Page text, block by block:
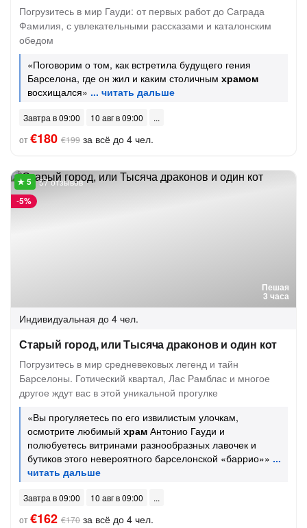
Погрузитесь в мир Гауди: от первых работ до Саграда
Фамилия, с увлекательными рассказами и каталонским
обедом
«Поговорим о том, как встретила будущего гения
Барселона, где он жил и каким столичным храмом
восхищался»
Завтра в 09:00
10 авг в 09:00
от€180 €199 за всё до 4 чел.
Пешая
3 часа
-5%
57 отзывов
Индивидуальная до 4 чел.
Старый город, или Тысяча драконов и один кот
Погрузитесь в мир средневековых легенд и тайн
Барселоны. Готический квартал, Лас Рамблас и многое
другое ждут вас в этой уникальной прогулке
«Вы прогуляетесь по его извилистым улочкам,
осмотрите любимый храм Антонио Гауди и
полюбуетесь витринами разнообразных лавочек и
бутиков этого невероятного барселонской «баррио»»
Завтра в 09:00
10 авг в 09:00
от€162 €170 за всё до 4 чел.